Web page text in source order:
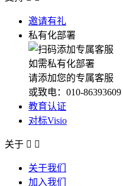
邀请有礼
私有化部署
如需私有化部署
请添加您的专属客服
或致电：010-86393609
教育认证
对标Visio
关于  
关于我们
加入我们